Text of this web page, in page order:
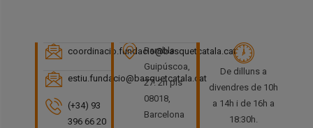
coordinacio.fundacio@basquetcatala.cat
estiu.fundacio@basquetcatala.cat
(+34) 93
396 66 20
Rambla
Guipúscoa,
27. 2n pis
08018,
Barcelona
De dilluns a
divendres de 10h
a 14h i de 16h a
18:30h.